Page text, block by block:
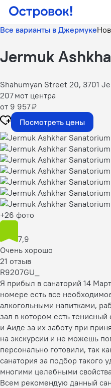
Все варианты в Джермуке
Jermuk
Shahumyan Street 20, 3701
207 мот центра
от 9 957 ₽
Посмотреть цены
+26 фото
7,9
Очень хорошо
21 отзыв
R9207GU_
Я прибыл в санаторий 14
номере есть все
алкогольными напитками,
зал в котором есть
и Аиде за их заботу при
на экскурсии и не можешь
персонально готовили, так
санатория за подбор такого
многими целебными
Всем рекомендую данный